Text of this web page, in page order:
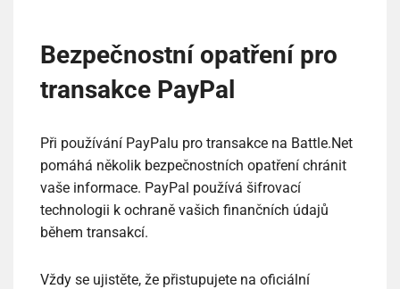
Bezpečnostní opatření pro
transakce PayPal
Při používání PayPalu pro transakce na Battle.Net
pomáhá několik bezpečnostních opatření chránit
vaše informace. PayPal používá šifrovací
technologii k ochraně vašich finančních údajů
během transakcí.
Vždy se ujistěte, že přistupujete na oficiální